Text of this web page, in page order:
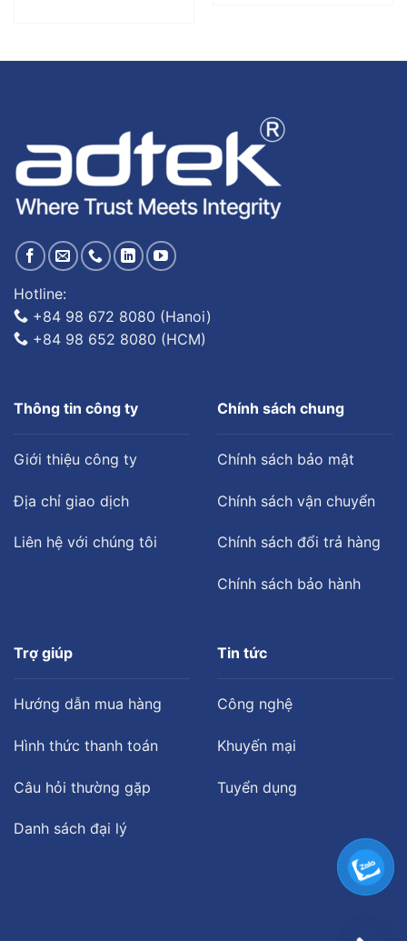
Hotline:
+84 98 672 8080 (Hanoi)
+84 98 652 8080 (HCM)
Thông tin công ty
Giới thiệu công ty
Địa chỉ giao dịch
Liên hệ với chúng tôi
Chính sách chung
Chính sách bảo mật
Chính sách vận chuyển
Chính sách đổi trả hàng
Chính sách bảo hành
Trợ giúp
Hướng dẫn mua hàng
Hình thức thanh toán
Câu hỏi thường gặp
Danh sách đại lý
Tin tức
Công nghệ
Khuyến mại
Tuyển dụng